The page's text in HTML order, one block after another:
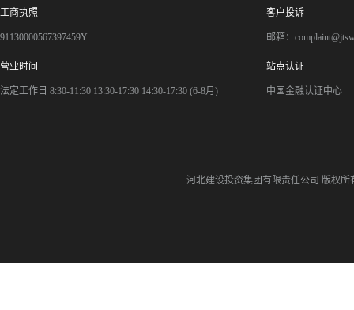
工商执照
91130000567397459Y
客户投诉
邮箱：
营业时间
法定工作日 8:30-11:30 13:30-17:30 14:30-17:30 (6-8月)
站点认证
中国金融认证中心
河北建设投资集团有限责任公司 版权所